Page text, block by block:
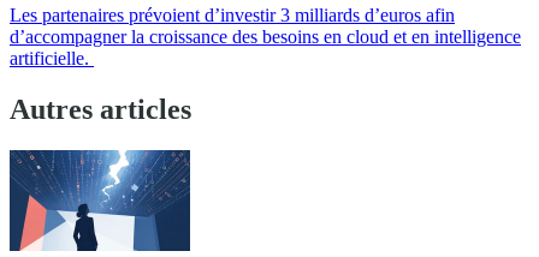
Les partenaires prévoient d’investir 3 milliards d’euros afin
d’accompagner la croissance des besoins en cloud et en intelligence
artificielle.
Autres articles